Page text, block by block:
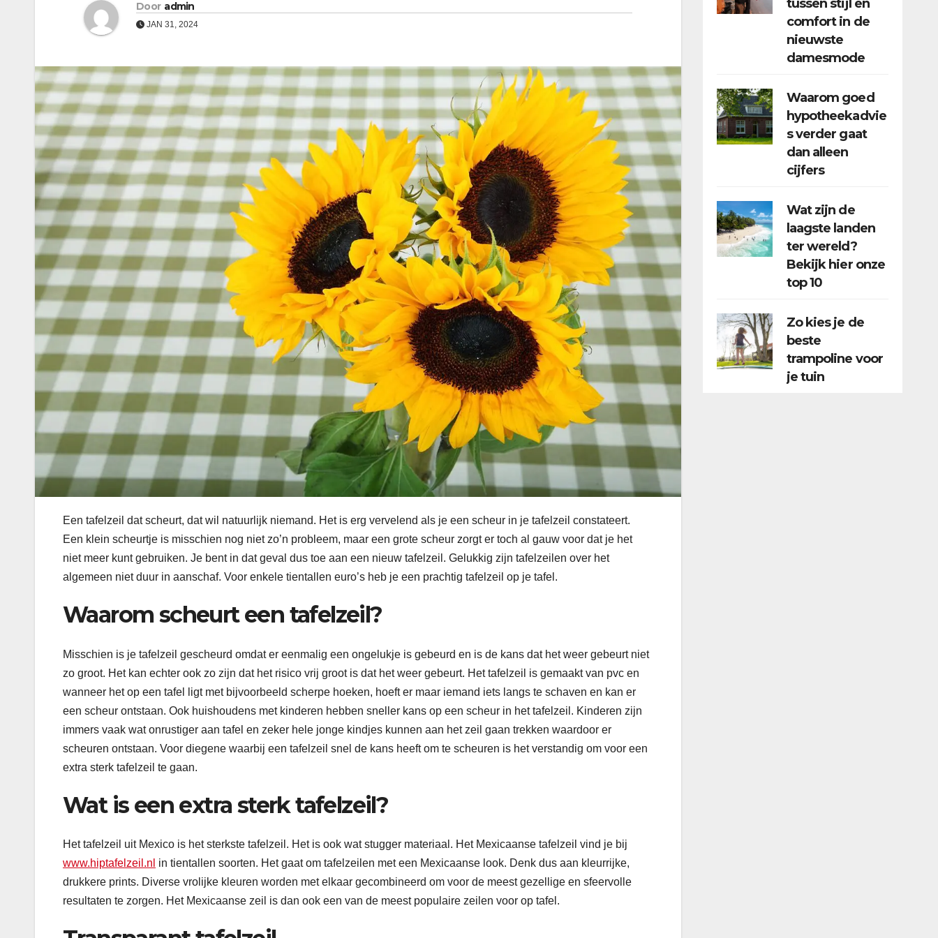
Door admin
JAN 31, 2024
Een tafelzeil dat scheurt, dat wil natuurlijk niemand. Het is erg vervelend als je een scheur in je tafelzeil constateert.
Een klein scheurtje is misschien nog niet zo’n probleem, maar een grote scheur zorgt er toch al gauw voor dat je het
niet meer kunt gebruiken. Je bent in dat geval dus toe aan een nieuw tafelzeil. Gelukkig zijn tafelzeilen over het
algemeen niet duur in aanschaf. Voor enkele tientallen euro’s heb je een prachtig tafelzeil op je tafel.
Waarom scheurt een tafelzeil?
Misschien is je tafelzeil gescheurd omdat er eenmalig een ongelukje is gebeurd en is de kans dat het weer gebeurt niet
zo groot. Het kan echter ook zo zijn dat het risico vrij groot is dat het weer gebeurt. Het tafelzeil is gemaakt van pvc en
wanneer het op een tafel ligt met bijvoorbeeld scherpe hoeken, hoeft er maar iemand iets langs te schaven en kan er
een scheur ontstaan. Ook huishoudens met kinderen hebben sneller kans op een scheur in het tafelzeil. Kinderen zijn
immers vaak wat onrustiger aan tafel en zeker hele jonge kindjes kunnen aan het zeil gaan trekken waardoor er
scheuren ontstaan. Voor diegene waarbij een tafelzeil snel de kans heeft om te scheuren is het verstandig om voor een
extra sterk tafelzeil te gaan.
Wat is een extra sterk tafelzeil?
Het tafelzeil uit Mexico is het sterkste tafelzeil. Het is ook wat stugger materiaal. Het Mexicaanse tafelzeil vind je bij
www.hiptafelzeil.nl in tientallen soorten. Het gaat om tafelzeilen met een Mexicaanse look. Denk dus aan kleurrijke,
drukkere prints. Diverse vrolijke kleuren worden met elkaar gecombineerd om voor de meest gezellige en sfeervolle
resultaten te zorgen. Het Mexicaanse zeil is dan ook een van de meest populaire zeilen voor op tafel.
tussen stijl en
comfort in de
nieuwste
damesmode
Waarom goed
hypotheekadvie
s verder gaat
dan alleen
cijfers
Wat zijn de
laagste landen
ter wereld?
Bekijk hier onze
top 10
Zo kies je de
beste
trampoline voor
je tuin